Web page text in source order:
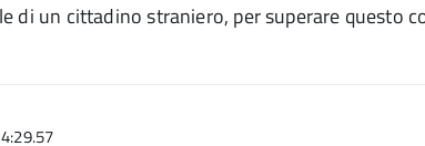
di un cittadino straniero, per superare questo